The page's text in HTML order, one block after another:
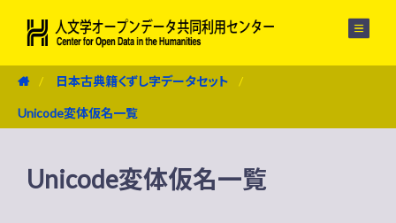
日本古典籍くずし字データセット
Unicode変体仮名一覧
Unicode変体仮名一覧